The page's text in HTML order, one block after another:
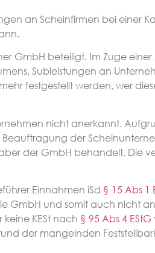
an Scheinfirmen bei einer
GmbH beteiligt. Im Zuge
Subleistungen an
festgestellt werden, wer
nicht anerkannt.
der
der GmbH behandelt. Die
Einnahmen iSd § 15 Abs 1
GmbH und somit auch nicht
KESt nach § 95 Abs 4 EStG
der mangelnden